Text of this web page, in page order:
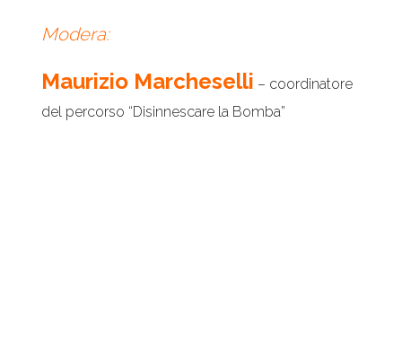
Modera:
Maurizio Marcheselli – coordinatore
del percorso “Disinnescare la Bomba”